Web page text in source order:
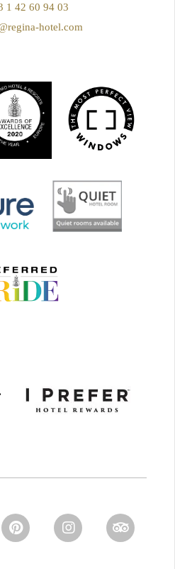
1 42 60 94 03
hotel.com